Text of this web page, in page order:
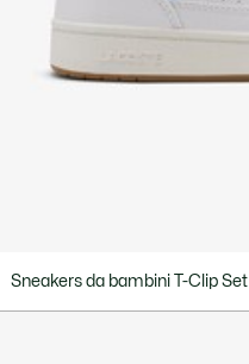
Sneakers da bambini T-Clip Set